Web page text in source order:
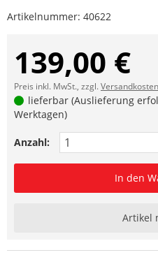
Artikelnummer: 40622
139,00 €
Preis inkl. MwSt., zzgl.Versandkosten
lieferbar (Auslieferung
Werktagen)
Anzahl:
In den
Artikel